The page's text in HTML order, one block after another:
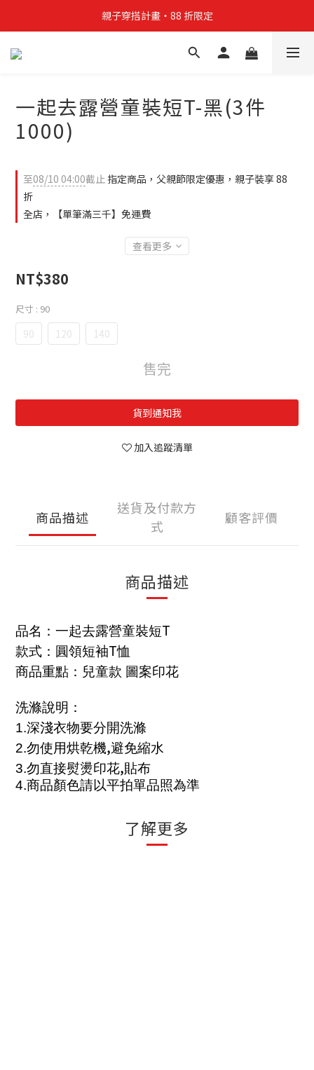
親子穿搭計畫・88 折限定
親子穿搭計畫・88 折限定
貼身補貨計畫  任選 6 件 $888
親子穿搭計畫・88 折限定
一起去露營童裝短T-黑(3件
1000)
至08/10 04:00截止 指定商品，父親節限定優惠，親子裝享 88
折
全店，【單筆滿三千】免運費
查看更多
NT$380
尺寸 : 90
90 120 140
售完
貨到通知我
加入追蹤清單
商品描述
送貨及付款方
式
顧客評價
商品描述
品名：一起去露營童裝短T
款式：圓領短袖T恤
商品重點：兒童款 圖案印花
洗滌說明：
1.深淺衣物要分開洗滌
2.勿使用烘乾機,避免縮水
3.勿直接熨燙印花,貼布
4.商品顏色請以平拍單品照為準
了解更多